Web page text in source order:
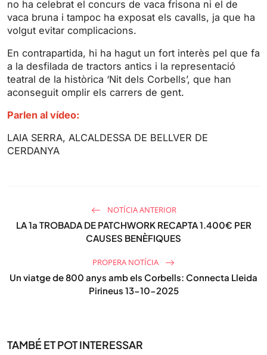
c
no ha celebrat el concurs de vaca frisona ni el de
vaca bruna i tampoc ha exposat els cavalls, ja que ha
volgut evitar complicacions.
En contrapartida, hi ha hagut un fort interès pel que fa
a la desfilada de tractors antics i la representació
teatral de la històrica ‘Nit dels Corbells’, que han
aconseguit omplir els carrers de gent.
Parlen al vídeo:
LAIA SERRA, ALCALDESSA DE BELLVER DE
CERDANYA
NOTÍCIA ANTERIOR
LA 1a TROBADA DE PATCHWORK RECAPTA 1.400€ PER
CAUSES BENÈFIQUES
PROPERA NOTÍCIA
Un viatge de 800 anys amb els Corbells: Connecta Lleida
Pirineus 13-10-2025
TAMBÉ ET POT INTERESSAR